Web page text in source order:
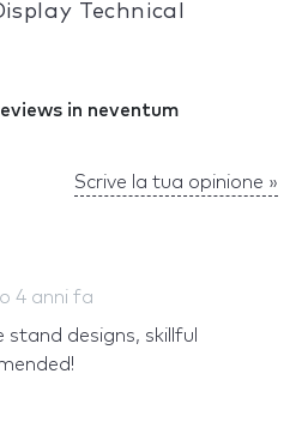
Technical
in neventum
Scrive la tua opinione »
4 anni fa
designs, skillful